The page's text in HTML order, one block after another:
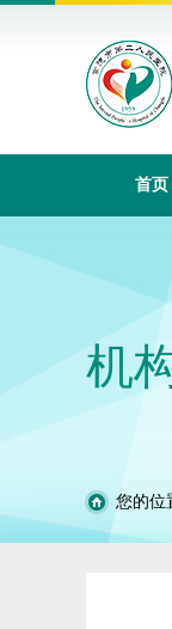
首页
机
您的位